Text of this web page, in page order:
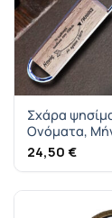
Σχάρα
Ονόματα,
24,50 €